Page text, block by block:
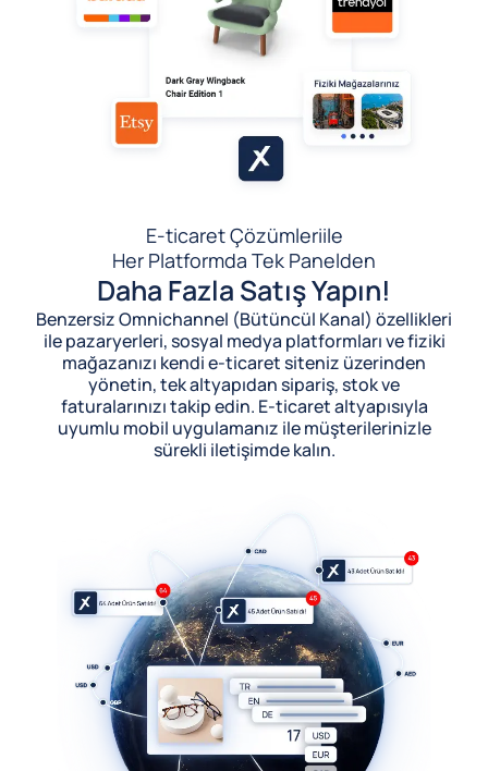
E-ticaret Çözümleriile
Her Platformda Tek Panelden
Daha Fazla Satış Yapın!
Benzersiz Omnichannel (Bütüncül Kanal) özellikleri
ile pazaryerleri, sosyal medya platformları ve fiziki
mağazanızı kendi e-ticaret siteniz üzerinden
yönetin, tek altyapıdan sipariş, stok ve
faturalarınızı takip edin. E-ticaret altyapısıyla
uyumlu mobil uygulamanız ile müşterilerinizle
sürekli iletişimde kalın.